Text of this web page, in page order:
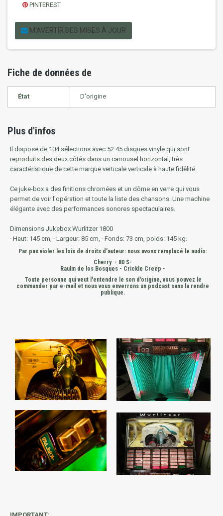
PINTEREST
M'AVERTIR DES MISES À JOUR
Fiche de données de
État D'origine
Plus d'infos
Il dispose de 104 sélections avec 52 45 disques vinyle qui sont
reproduits des deux côtés dans un carrousel horizontal, très
caractéristique de cette marque verticale verticale à haute fidélité.
Ce juke-box a des finitions chromées et un dôme en verre qui vous
permet de voir l'opération et toute la liste des chansons. Une machine
élégante avec des performances sonores spectaculaires.
Dimensions Jukebox Wurlitzer 1800
· Haut: 145 cm, · Largeur: 85 cm, · Fonds: 73 cm, poids: 145 kg.
Par pas violer les lois de droits d'auteur: nous avons remplacé le audio:
Cherry - 80 S-
Raulin de los Bosques - Crickle Creep -
Toute personne qui veut l'entendre le son d'origine, vous pouvez le
commander par e-mail et nous vous enverrons un podcast sans la rendre
publique.